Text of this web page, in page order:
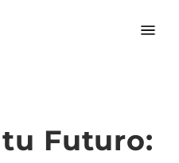
Futuro: